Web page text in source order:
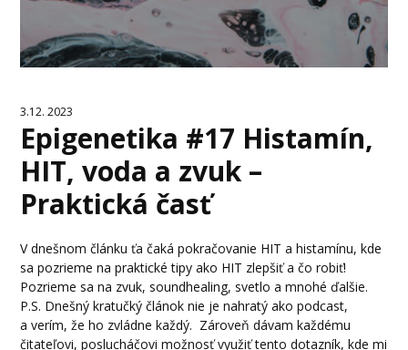
3.12. 2023
Epigenetika #17 Histamín,
HIT, voda a zvuk –
Praktická časť
V dnešnom článku ťa čaká pokračovanie HIT a histamínu, kde
sa pozrieme na praktické tipy ako HIT zlepšiť a čo robiť!
Pozrieme sa na zvuk, soundhealing, svetlo a mnohé ďalšie.
P.S. Dnešný kratučký článok nie je nahratý ako podcast,
a verím, že ho zvládne každý. Zároveň dávam každému
čitateľovi, poslucháčovi možnosť využiť tento dotazník, kde mi